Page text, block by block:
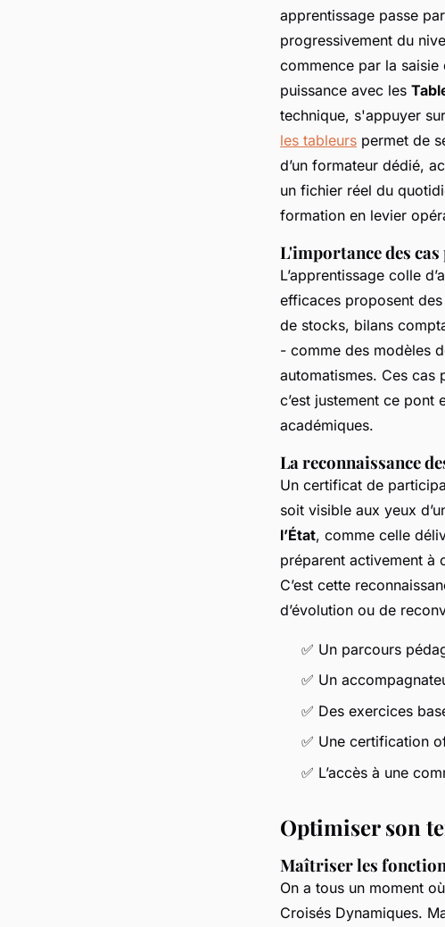
apprentissage passe
progressivement du
commence par la
puissance avec les
technique, s'appuyer
les tableurs permet de
d’un formateur dédié,
un fichier réel du
formation en levier
L'importance des
L’apprentissage colle
efficaces proposent
de stocks, bilans
- comme des modèles
automatismes. Ces cas
c’est justement ce pont
académiques.
La reconnaissance
Un certificat de
soit visible aux yeux
l’État, comme celle
préparent activement à
C’est cette
d’évolution ou de
✅ Un parcours
✅ Un
✅ Des exercices
✅ Une certification
✅ L’accès à une
Optimiser son
Maîtriser les
On a tous un moment
Croisés Dynamiques.